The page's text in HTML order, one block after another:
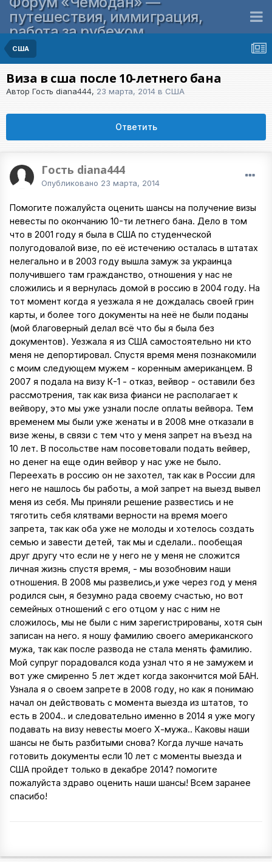
путешествия, иммиграция,
работа за рубежом
США
Виза в сша после 10-летнего бана
Автор Гость diana444, 23 марта, 2014 в США
Ответить
Гость diana444
Опубликовано 23 марта, 2014
Помогите пожалуйста оценить шансы на получение визы
невесты по окончанию 10-ти летнего бана. Дело в том
что в 2001 году я была в США по студенческой
полугодовалой визе, по её истечению осталась в штатах
нелегально и в 2003 году вышла замуж за украинца
получившего там гражданство, отношения у нас не
сложились и я вернулась домой в россию в 2004 году. На
тот момент когда я уезжала я не дождалась своей грин
карты, и более того документы на неё не были поданы
(мой благоверный делал всё что бы я была без
документов). Уезжала я из США самостоятельно ни кто
меня не депортировал. Спустя время меня познакомили
с моим следующем мужем - коренным американцем. В
2007 я подала на визу К-1 - отказ, вейвор - оставили без
рассмотрения, так как виза фианси не располагает к
вейвору, это мы уже узнали после оплаты вейвора. Тем
временем мы были уже женаты и в 2008 мне отказали в
визе жены, в связи с тем что у меня запрет на въезд на
10 лет. В посольстве нам посоветовали подать вейвер,
но денег на еще один вейвор у нас уже не было.
Переехать в россию он не захотел, так как в России для
него не нашлось бы работы, а мой запрет на выезд вывел
меня из себя. Мы приняли решение развестись и не
тяготить себя клятвами верности на время моего
запрета, так как оба уже не молоды и хотелось создать
семью и завести детей, так мы и сделали.. пообещая
друг другу что если не у него не у меня не сложится
личная жизнь спустя время, - мы возобновим наши
отношения. В 2008 мы развелись,и уже через год у меня
родился сын, я безумно рада своему счастью, но вот
семейных отношений с его отцом у нас с ним не
сложилось, мы не были с ним зарегистрированы, хотя сын
записан на него. я ношу фамилию своего американского
мужа, так как после развода не стала менять фамилию.
Мой супруг порадовался кода узнал что я не замужем и
вот уже смиренно 5 лет ждет когда закончится мой БАН.
Узнала я о своем запрете в 2008 году, но как я понимаю
начал он действовать с момента выезда из штатов, то
есть в 2004.. и следовательно именно в 2014 я уже могу
подавать на визу невесты моего Х-мужа.. Каковы наши
шансы не быть разбитыми снова? Когда лучше начать
готовить документы если 10 лет с моменты выезда и
США пройдет только в декабре 2014? помогите
пожалуйста здраво оценить наши шансы! Всем заранее
спасибо!